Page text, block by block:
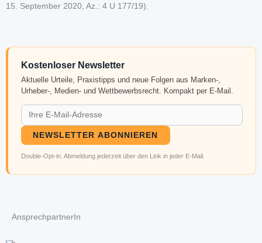
15. September 2020, Az.: 4 U 177/19).
Kostenloser Newsletter
Aktuelle Urteile, Praxistipps und neue Folgen aus Marken-,
Urheber-, Medien- und Wettbewerbsrecht. Kompakt per E-Mail.
NEWSLETTER ABONNIEREN
Double-Opt-in. Abmeldung jederzeit über den Link in jeder E-Mail.
AnsprechpartnerIn